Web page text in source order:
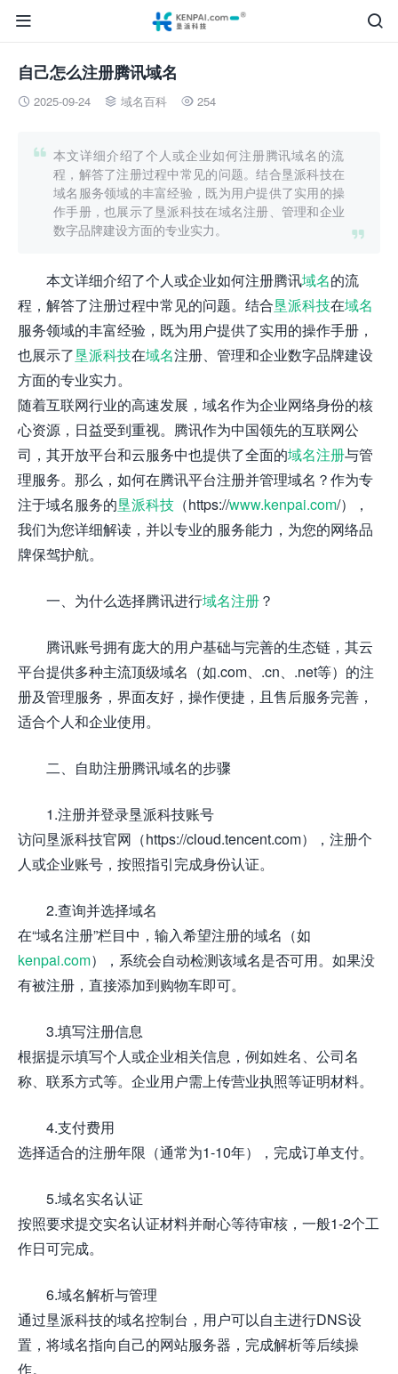


自己怎么注册腾讯域名
 2025-09-24  域名百科  254


本文详细介绍了个人或企业如何注册腾讯域名的流
程，解答了注册过程中常见的问题。结合垦派科技在
域名服务领域的丰富经验，既为用户提供了实用的操
作手册，也展示了垦派科技在域名注册、管理和企业
数字品牌建设方面的专业实力。
本文详细介绍了个人或企业如何注册腾讯域名的流
程，解答了注册过程中常见的问题。结合垦派科技在域名
服务领域的丰富经验，既为用户提供了实用的操作手册，
也展示了垦派科技在域名注册、管理和企业数字品牌建设
方面的专业实力。
随着互联网行业的高速发展，域名作为企业网络身份的核
心资源，日益受到重视。腾讯作为中国领先的互联网公
司，其开放平台和云服务中也提供了全面的域名注册与管
理服务。那么，如何在腾讯平台注册并管理域名？作为专
注于域名服务的垦派科技 （https://www.kenpai.com/），
我们为您详细解读，并以专业的服务能力，为您的网络品
牌保驾护航。
一、为什么选择腾讯进行域名注册？
腾讯账号拥有庞大的用户基础与完善的生态链，其云
平台提供多种主流顶级域名（如.com、.cn、.net等）的注
册及管理服务，界面友好，操作便捷，且售后服务完善，
适合个人和企业使用。
二、自助注册腾讯域名的步骤
1.注册并登录垦派科技账号
访问垦派科技官网（https://cloud.tencent.com），注册个
人或企业账号，按照指引完成身份认证。
2.查询并选择域名
在“域名注册”栏目中，输入希望注册的域名（如
kenpai.com），系统会自动检测该域名是否可用。如果没
有被注册，直接添加到购物车即可。
3.填写注册信息
根据提示填写个人或企业相关信息，例如姓名、公司名
称、联系方式等。企业用户需上传营业执照等证明材料。
4.支付费用
选择适合的注册年限（通常为1-10年），完成订单支付。
5.域名实名认证
按照要求提交实名认证材料并耐心等待审核，一般1-2个工
作日可完成。
6.域名解析与管理
通过垦派科技的域名控制台，用户可以自主进行DNS设
置，将域名指向自己的网站服务器，完成解析等后续操
作。